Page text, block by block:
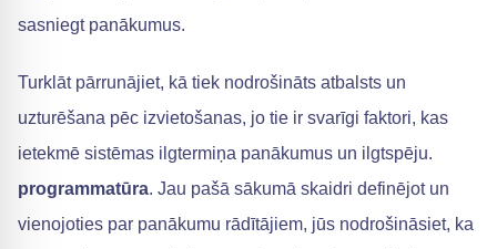
sasniegt panākumus.
Turklāt pārrunājiet, kā tiek nodrošināts atbalsts un
uzturēšana pēc izvietošanas, jo tie ir svarīgi faktori, kas
ietekmē sistēmas ilgtermiņa panākumus un ilgtspēju.
programmatūra. Jau pašā sākumā skaidri definējot un
vienojoties par panākumu rādītājiem, jūs nodrošināsiet, ka